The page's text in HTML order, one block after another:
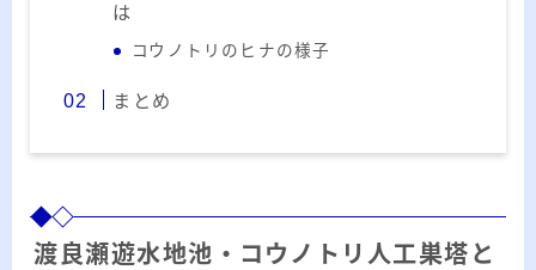
アーカイブ
ブ
RSS
は
コウノトリのヒナの様子
まとめ
渡良瀬遊水地池・コウノトリ人工巣塔と